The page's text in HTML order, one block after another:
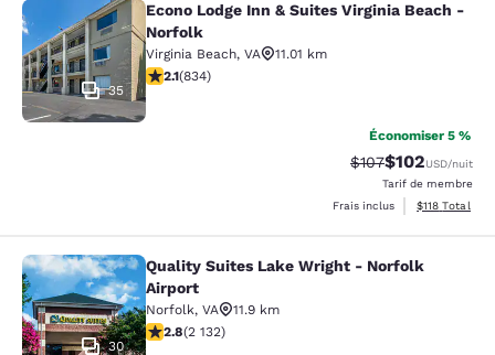
Econo Lodge Inn & Suites Virginia
35
Econo Lodge Inn & Suites Virginia Beach -
Norfolk
Virginia Beach, VA
11.01 km
2.15 étoiles. Moyen. 834 commentaires
2.1(834)
Économiser 5 %
Tarif barré :
$107Tarif réduit :
$102USD/nuit
Tarif de membre
Frais inclus
Afficher les
$118 Total
Quality Suites Lake Wright -
30
Quality Suites Lake Wright - Norfolk
Airport
Norfolk, VA
11.9 km
2.84 étoiles. Moyen. 2132 commentaires
2.8(2 132)